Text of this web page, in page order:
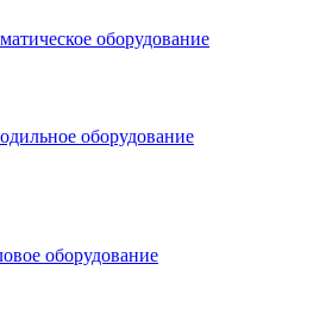
оборудование
оборудование
оборудование